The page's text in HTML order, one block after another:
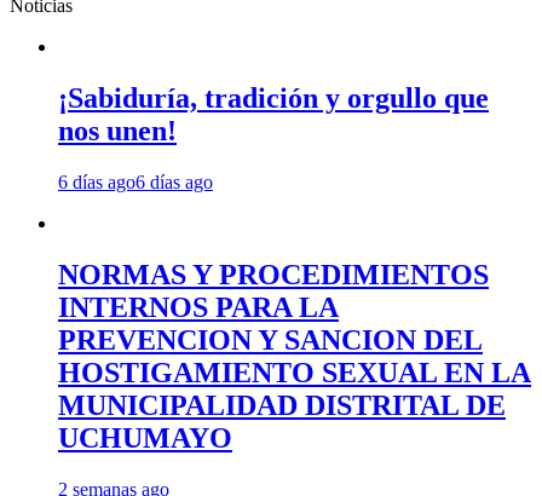
Noticias
¡Sabiduría, tradición y orgullo que
nos unen!
6 días ago6 días ago
NORMAS Y PROCEDIMIENTOS
INTERNOS PARA LA
PREVENCION Y SANCION DEL
HOSTIGAMIENTO SEXUAL EN LA
MUNICIPALIDAD DISTRITAL DE
UCHUMAYO
2 semanas ago